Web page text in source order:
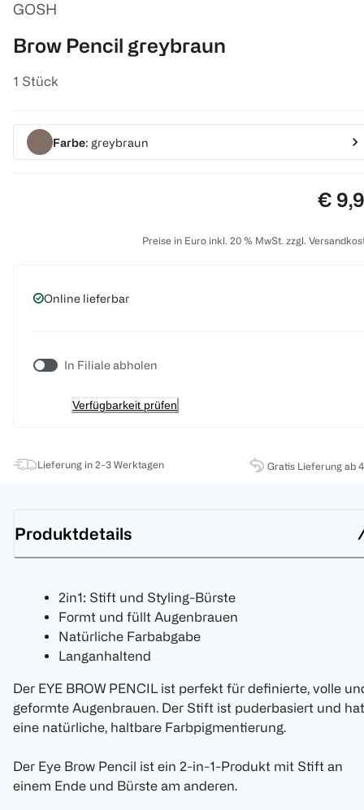
GOSH
Brow Pencil greybraun
1 Stück
Farbe: greybraun
€
Preise in Euro inkl. 20 % MwSt. zzgl.
Online lieferbar
In Filiale abholen
Verfügbarkeit prüfen
Lieferung in 2-3 Werktagen Gratis Lieferung ab
Produktdetails
2in1: Stift und Styling-Bürste
Formt und füllt Augenbrauen
Natürliche Farbabgabe
Langanhaltend
Der EYE BROW PENCIL ist perfekt für definierte, volle
geformte Augenbrauen. Der Stift ist puderbasiert und hat
eine natürliche, haltbare Farbpigmentierung.
Der Eye Brow Pencil ist ein 2-in-1-Produkt mit Stift an
einem Ende und Bürste am anderen.